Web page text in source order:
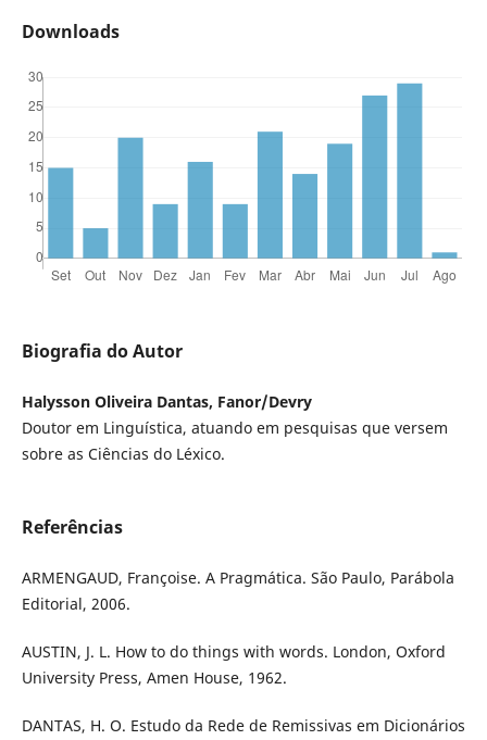
Downloads
Biografia do Autor
Halysson Oliveira Dantas, Fanor/Devry
Doutor em Linguística, atuando em pesquisas que versem
sobre as Ciências do Léxico.
Referências
ARMENGAUD, Françoise. A Pragmática. São Paulo, Parábola
Editorial, 2006.
AUSTIN, J. L. How to do things with words. London, Oxford
University Press, Amen House, 1962.
DANTAS, H. O. Estudo da Rede de Remissivas em Dicionários